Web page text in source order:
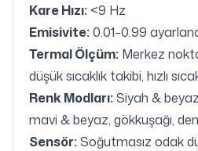
Kare Hızı: <9 Hz
Emisivite:0.01–0.99
Termal Ölçüm: Merkez
düşük sıcaklık takibi, hızlı
Renk Modları:Siyah &
mavi & beyaz, gökkuşağı,
Sensör:Soğutmasız odak